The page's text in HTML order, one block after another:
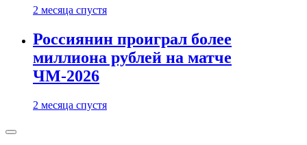
2 месяца спустя
Россиянин проиграл более
миллиона рублей на матче
ЧМ-2026
2 месяца спустя